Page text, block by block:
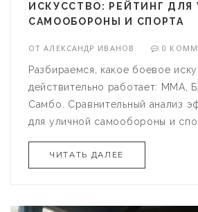
ИСКУССТВО: РЕЙТИНГ ДЛЯ
САМООБОРОНЫ И СПОРТА
ОТАЛЕКСАНДР ИВАНОВ 0
Разбираемся, какое боевое
действительно работает: ММА,
Самбо. Сравнительный анализ
для уличной самообороны и
ЧИТАТЬ ДАЛЕЕ